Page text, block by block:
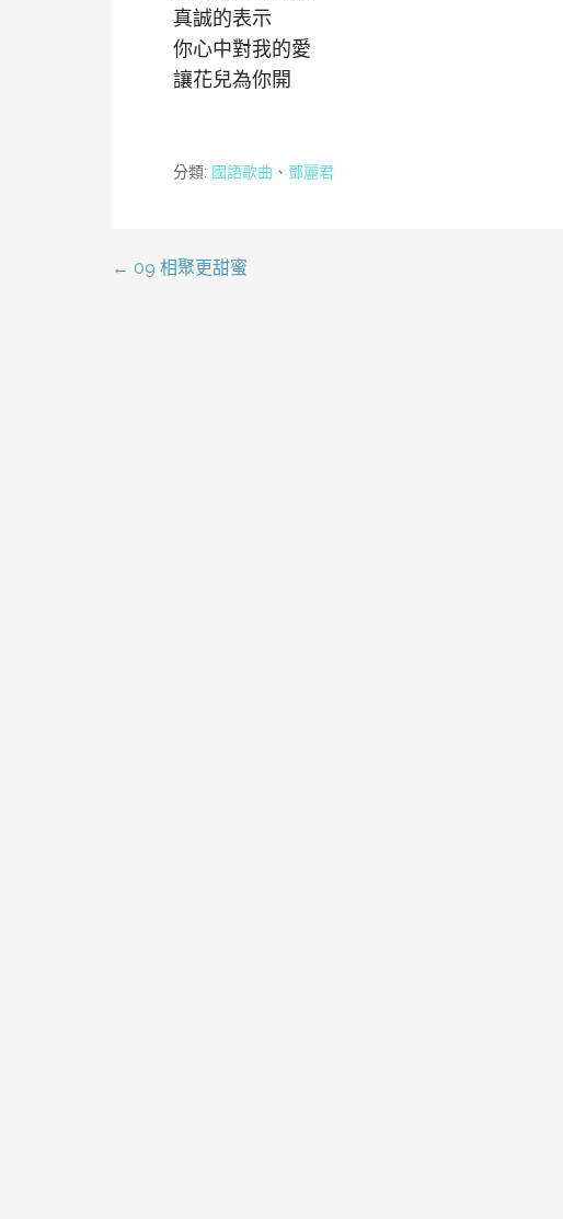
真誠的表示
你心中對我的愛
讓花兒為你開
分類: 國語歌曲 、 鄧麗君
文
← 09 相聚更甜蜜